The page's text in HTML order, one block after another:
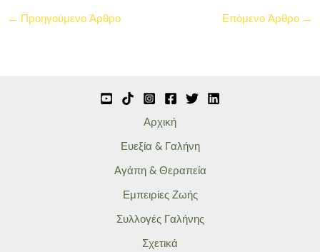
← Προηγούμενο Άρθρο Επόμενο Άρθρο →
Αρχική
Ευεξία & Γαλήνη
Αγάπη & Θεραπεία
Εμπειρίες Ζωής
Συλλογές Γαλήνης
Σχετικά